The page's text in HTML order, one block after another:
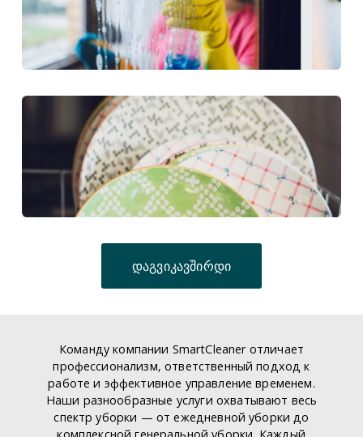
დაგვიკავშირდი
Команду компании SmartCleaner отличает
профессионализм, ответственный подход к
работе и эффективное управление временем.
Наши разнообразные услуги охватывают весь
спектр уборки — от ежедневной уборки до